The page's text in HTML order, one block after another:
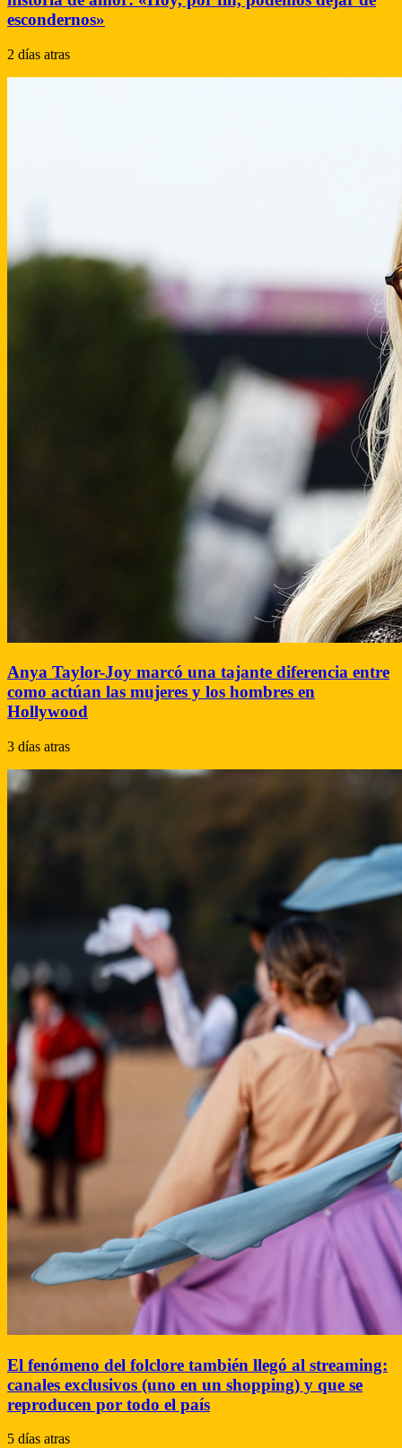
escondernos»
2 días atras
Anya Taylor-Joy marcó una tajante diferencia entre
como actúan las mujeres y los hombres en
Hollywood
3 días atras
El fenómeno del folclore también llegó al streaming:
canales exclusivos (uno en un shopping) y que se
reproducen por todo el país
5 días atras